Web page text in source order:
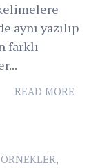
aynı yazılıp
farklı
READ MORE
,